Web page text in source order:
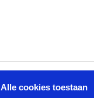
Alle cookies toestaan